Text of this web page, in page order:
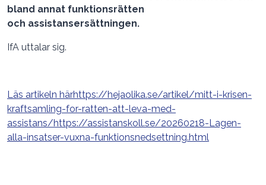
bland annat funktionsrätten
och assistansersättningen.
IfA uttalar sig.
Läs artikeln härhttps://hejaolika.se/artikel/mitt-i-krisen-
kraftsamling-for-ratten-att-leva-med-
assistans/https://assistanskoll.se/20260218-Lagen-
alla-insatser-vuxna-funktionsnedsettning.html